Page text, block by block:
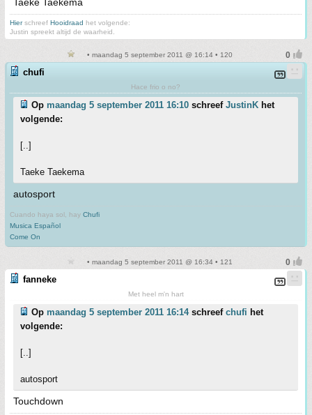
Hierschreef Hooidraad het volgende:
Justin spreekt altijd de waarheid.
• maandag 5 september 2011 @ 16:14 • 120
chufi
Hace frio o no?
Op maandag 5 september 2011 16:10 schreef JustinK het
volgende:
[..]
Taeke Taekema
autosport
Cuando haya sol, hay Chufi
Musica Español
Come On
• maandag 5 september 2011 @ 16:34 • 121
fanneke
Met heel m'n hart
Op maandag 5 september 2011 16:14schreef chufi het
volgende:
[..]
autosport
Touchdown